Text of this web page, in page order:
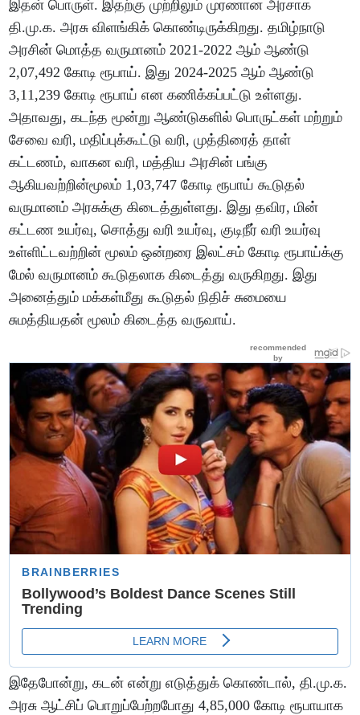
இதன் பொருள். இதற்கு முற்றிலும் முரணான அரசாக
தி.மு.க. அரசு விளங்கிக் கொண்டிருக்கிறது. தமிழ்நாடு
அரசின் மொத்த வருமானம் 2021-2022 ஆம் ஆண்டு
2,07,492 கோடி ரூபாய். இது 2024-2025 ஆம் ஆண்டு
3,11,239 கோடி ரூபாய் என கணிக்கப்பட்டு உள்ளது.
அதாவது, கடந்த மூன்று ஆண்டுகளில் பொருட்கள் மற்றும்
சேவை வரி, மதிப்புக்கூட்டு வரி, முத்திரைத் தாள்
கட்டணம், வாகன வரி, மத்திய அரசின் பங்கு
ஆகியவற்றின்மூலம் 1,03,747 கோடி ரூபாய் கூடுதல்
வருமானம் அரசுக்கு கிடைத்துள்ளது. இது தவிர, மின்
கட்டண உயர்வு, சொத்து வரி உயர்வு, குடிநீர் வரி உயர்வு
உள்ளிட்டவற்றின் மூலம் ஒன்றரை இலட்சம் கோடி ரூபாய்க்கு
மேல் வருமானம் கூடுதலாக கிடைத்து வருகிறது. இது
அனைத்தும் மக்கள்மீது கூடுதல் நிதிச் சுமையை
சுமத்தியதன் மூலம் கிடைத்த வருவாய்.
இதேபோன்று, கடன் என்று எடுத்துக் கொண்டால், தி.மு.க.
அரசு ஆட்சிப் பொறுப்பேற்றபோது 4,85,000 கோடி ரூபாயாக